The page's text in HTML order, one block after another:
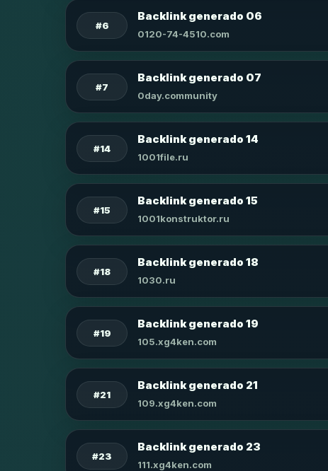
#6
Backlink generado 06
0120-74-4510.com
#7
Backlink generado 07
0day.community
#14
Backlink generado 14
1001file.ru
#15
Backlink generado 15
1001konstruktor.ru
#18
Backlink generado 18
1030.ru
#19
Backlink generado 19
105.xg4ken.com
#21
Backlink generado 21
109.xg4ken.com
#23
Backlink generado 23
111.xg4ken.com